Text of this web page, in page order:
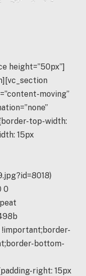
height=”50px”]
moving”
top-width:
15px
0
bottom-
right: 15px